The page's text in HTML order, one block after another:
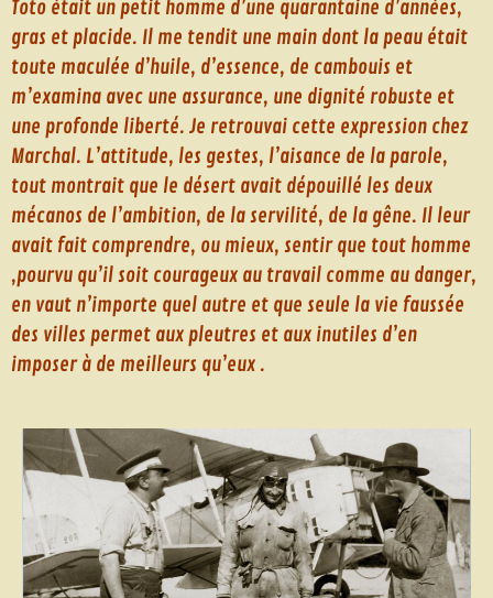
Toto était un petit homme d’une quarantaine d’années,
gras et placide. Il me tendit une main dont la peau était
toute maculée d’huile, d’essence, de cambouis et
m’examina avec une assurance, une dignité robuste et
une profonde liberté. Je retrouvai cette expression chez
Marchal. L’attitude, les gestes, l’aisance de la parole,
tout montrait que le désert avait dépouillé les deux
mécanos de l’ambition, de la servilité, de la gêne. Il leur
avait fait comprendre, ou mieux, sentir que tout homme
,pourvu qu’il soit courageux au travail comme au danger,
en vaut n’importe quel autre et que seule la vie faussée
des villes permet aux pleutres et aux inutiles d’en
imposer à de meilleurs qu’eux .